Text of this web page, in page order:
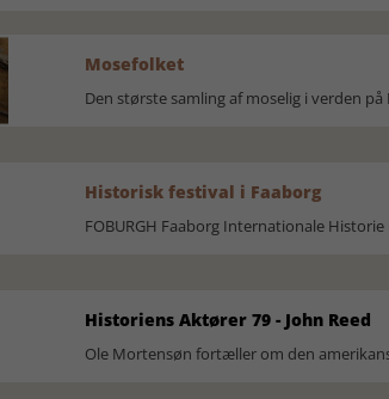
Mosefolket
Den største samling af moselig i verden
Historisk festival i Faaborg
FOBURGH Faaborg Internationale
Historiens Aktører 79 - John Reed
Ole Mortensøn fortæller om den